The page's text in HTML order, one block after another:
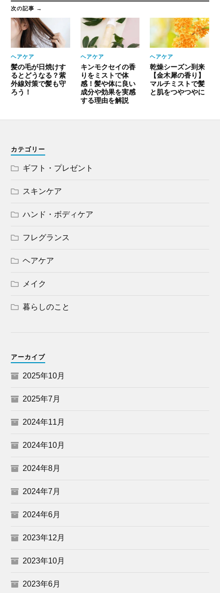
次の記事 →
ヘアケア
髪の毛が日焼けす
るとどうなる？紫
外線対策で髪も守
ろう！
ヘアケア
キンモクセイの香
りをミストで体
感！髪や体に良い
成分や効果を実感
する理由を解説
ヘアケア
乾燥シーズン到来
【金木犀の香り】
マルチミストで髪
と肌をつやつやに
カテゴリー
ギフト・プレゼント
スキンケア
ハンド・ボディケア
フレグランス
ヘアケア
メイク
暮らしのこと
アーカイブ
2025年10月
2025年7月
2024年11月
2024年10月
2024年8月
2024年7月
2024年6月
2023年12月
2023年10月
2023年6月